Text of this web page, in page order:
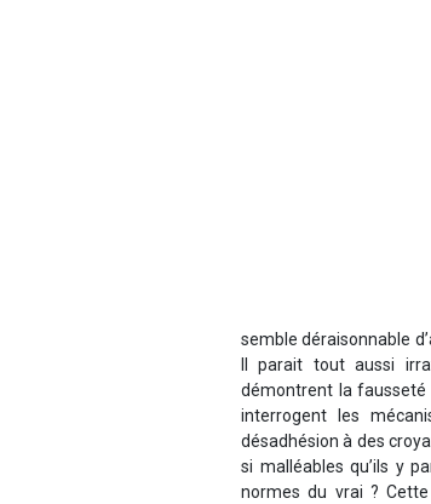
semble déraisonnable
Il parait tout aussi
démontrent la fausseté
interrogent les
désadhésion à des
si malléables qu’ils y
normes du vrai ?